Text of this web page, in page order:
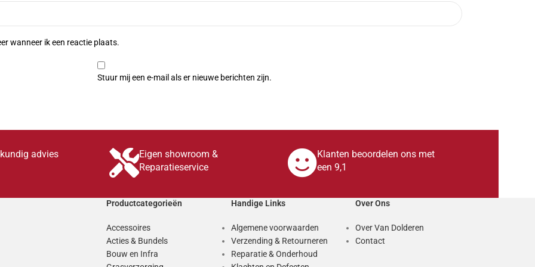
wanneer ik een reactie plaats.
Stuur mij een e-mail als er nieuwe berichten zijn.
advies
Eigen showroom &
Reparatieservice
Klanten beoordelen ons met
een 9,1
Productcategorieën
Accessoires
Acties & Bundels
Bouw en Infra
Handige Links
Algemene voorwaarden
Verzending & Retourneren
Reparatie & Onderhoud
Over Ons
Over Van Dolderen
Contact